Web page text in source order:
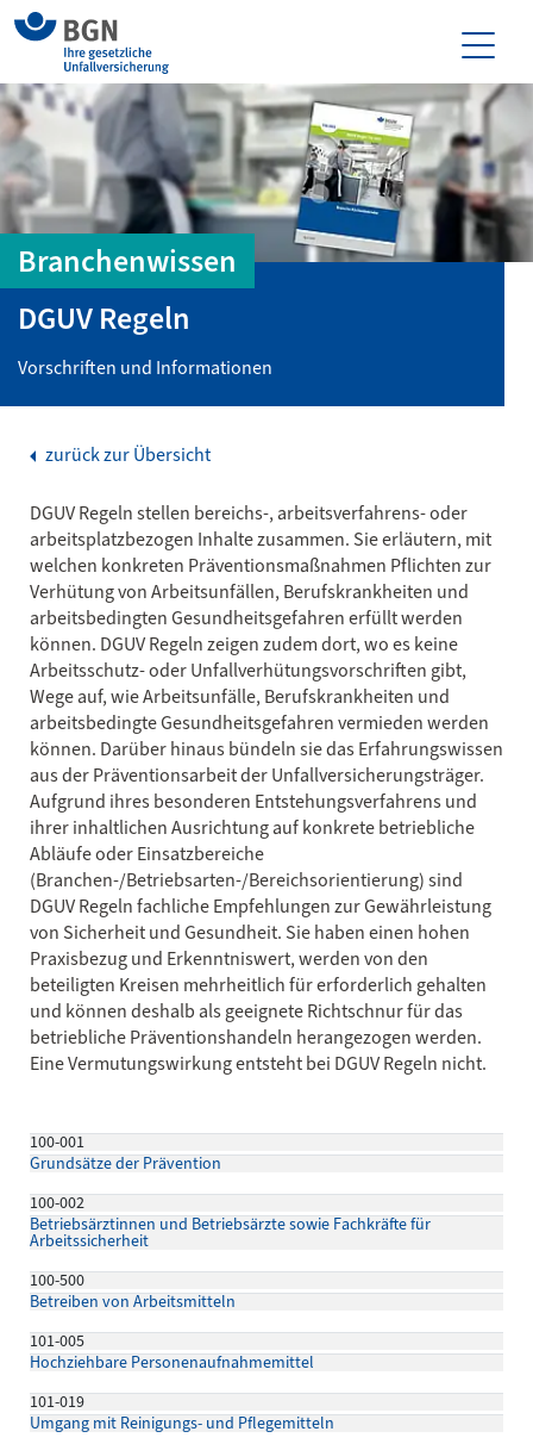
Branchenwissen
DGUV Regeln
Vorschriften und Informationen
zurück zur Übersicht
DGUV Regeln stellen bereichs-, arbeitsverfahrens- oder
arbeitsplatzbezogen Inhalte zusammen. Sie erläutern, mit
welchen konkreten Präventionsmaßnahmen Pflichten zur
Verhütung von Arbeitsunfällen, Berufskrankheiten und
arbeitsbedingten Gesundheitsgefahren erfüllt werden
können. DGUV Regeln zeigen zudem dort, wo es keine
Arbeitsschutz- oder Unfallverhütungsvorschriften gibt,
Wege auf, wie Arbeitsunfälle, Berufskrankheiten und
arbeitsbedingte Gesundheitsgefahren vermieden werden
können. Darüber hinaus bündeln sie das Erfahrungswissen
aus der Präventionsarbeit der Unfallversicherungsträger.
Aufgrund ihres besonderen Entstehungsverfahrens und
ihrer inhaltlichen Ausrichtung auf konkrete betriebliche
Abläufe oder Einsatzbereiche
(Branchen-/Betriebsarten-/Bereichsorientierung) sind
DGUV Regeln fachliche Empfehlungen zur Gewährleistung
von Sicherheit und Gesundheit. Sie haben einen hohen
Praxisbezug und Erkenntniswert, werden von den
beteiligten Kreisen mehrheitlich für erforderlich gehalten
und können deshalb als geeignete Richtschnur für das
betriebliche Präventionshandeln herangezogen werden.
Eine Vermutungswirkung entsteht bei DGUV Regeln nicht.
100-001
Grundsätze der Prävention
100-002
Betriebsärztinnen und Betriebsärzte sowie Fachkräfte für
Arbeitssicherheit
100-500
Betreiben von Arbeitsmitteln
101-005
Hochziehbare Personenaufnahmemittel
101-019
Umgang mit Reinigungs- und Pflegemitteln